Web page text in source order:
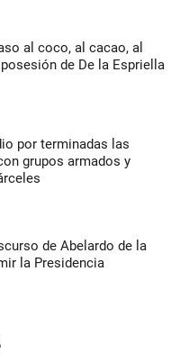
al coco, al cacao, al
de De la Espriella
por terminadas las
grupos armados y
de Abelardo de la
la Presidencia